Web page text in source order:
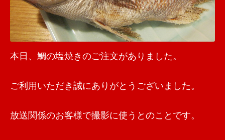
本日、鯛の塩焼きのご注文がありました。
ご利用いただき誠にありがとうございました。
放送関係のお客様で撮影に使うとのことです。